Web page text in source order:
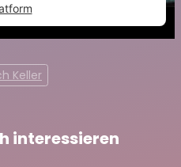
Keller
interessieren